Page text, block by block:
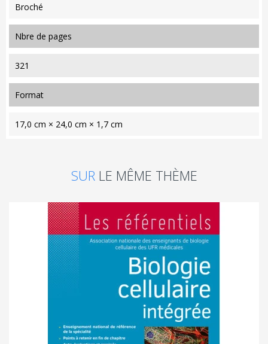
Broché
nbre de pages
321
format
17,0 cm × 24,0 cm × 1,7 cm
SUR LE MÊME THÈME